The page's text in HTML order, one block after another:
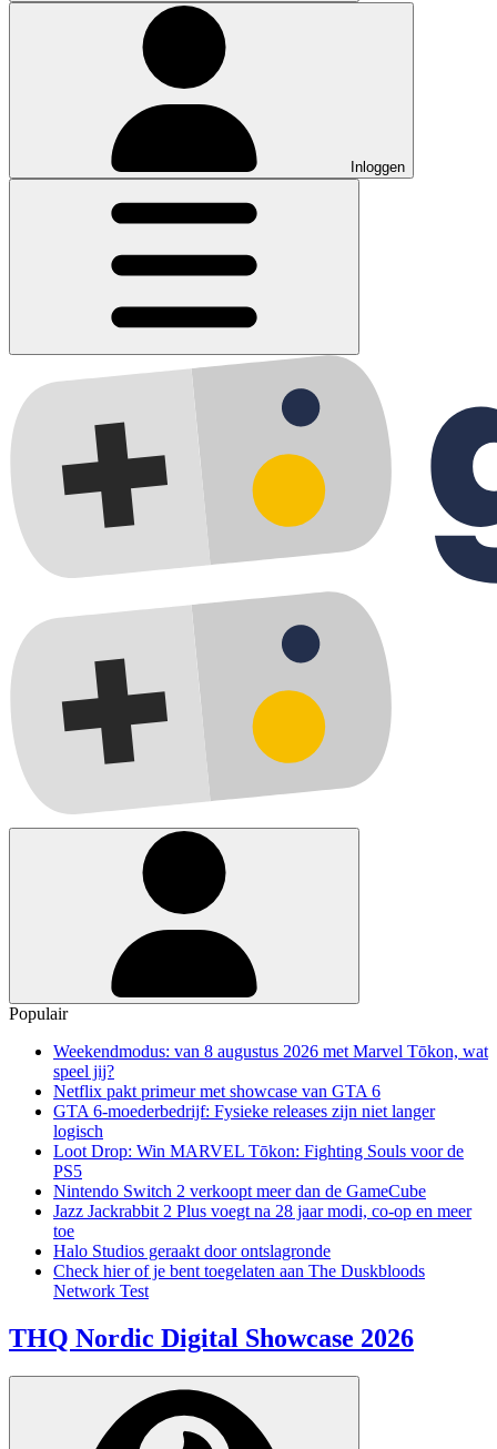
Inloggen
Populair
Weekendmodus: van 8 augustus 2026 met Marvel Tōkon, wat
speel jij?
Netflix pakt primeur met showcase van GTA 6
GTA 6-moederbedrijf: Fysieke releases zijn niet langer
logisch
Loot Drop: Win MARVEL Tōkon: Fighting Souls voor de
PS5
Nintendo Switch 2 verkoopt meer dan de GameCube
Jazz Jackrabbit 2 Plus voegt na 28 jaar modi, co-op en meer
toe
Halo Studios geraakt door ontslagronde
Check hier of je bent toegelaten aan The Duskbloods
Network Test
THQ Nordic Digital Showcase 2026